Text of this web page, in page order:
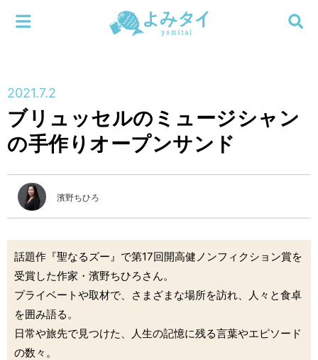
連載
特集
編集部
検索する
メニューを閉じる
2021.7.2
ブリュッセルのミュージシャン
の手作りオープンサンド
濱野ちひろ
話題作『聖なるズー』で第17回開高健ノンフィクション賞を
受賞した作家・濱野ちひろさん。
プライベートや取材で、さまざまな場所を訪れ、人々と食卓
を囲み語る。
日常や旅先で見つけた、人生の記憶に残る言葉やエピソード
の数々。